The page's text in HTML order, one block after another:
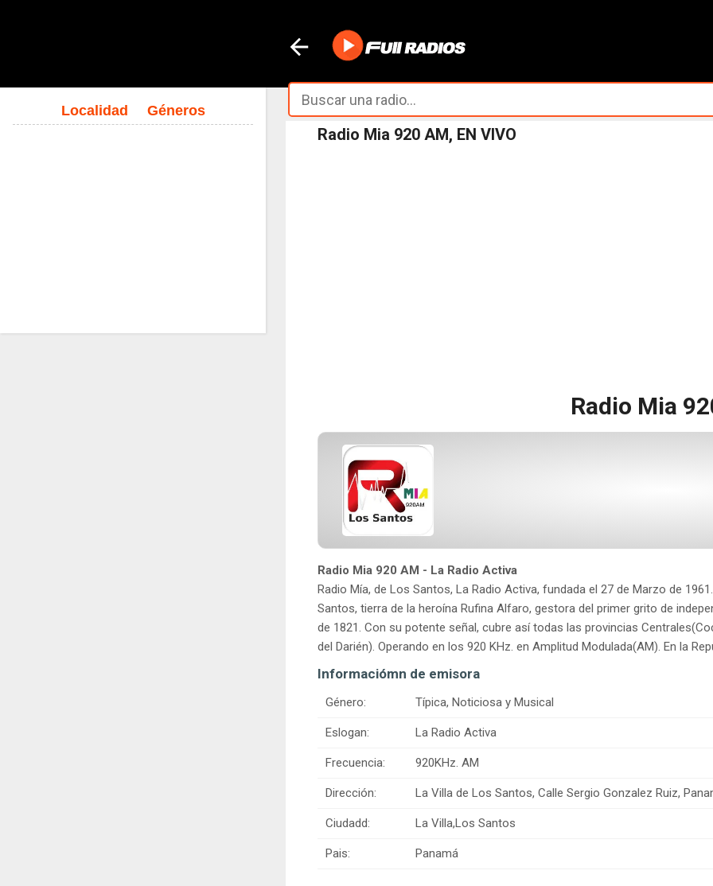
Radio Mia 920 AM, EN VIVO
Radio Mia
Radio Mia 920 AM - La Radio Activa
Radio Mía, de Los Santos, La Radio Activa, fundada el 27 de Marzo de
Santos, tierra de la heroína Rufina Alfaro, gestora del primer grito de
de 1821. Con su potente señal, cubre así todas las provincias
del Darién). Operando en los 920 KHz. en Amplitud Modulada(AM). En la
Informaciómn de emisora
Género: Típica, Noticiosa y Musical
Eslogan: La Radio Activa
Frecuencia: 920KHz. AM
Dirección: La Villa de Los Santos, Calle Sergio Gonzalez Ruiz,
Ciudadd: La Villa,Los Santos
Pais: Panamá
Localidad Géneros